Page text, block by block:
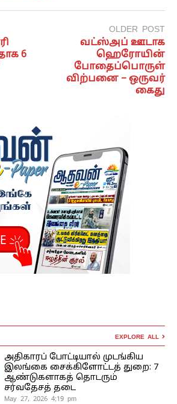
6
OLDER POST
வட்ஸ்அப் ஊடாக
ஹெரோயின்
போதைப்பொருள்
விற்பனை – ஒருவர்
கைது
EXPLORE ALL
அதிகாரப் போட்டியால் முடங்கிய
இலங்கை சைக்கிளோட்டத் துறை: 7
ஆண்டுகளாகத் தொடரும்
சர்வதேசத் தடை
May 27, 2026 4:19 pm